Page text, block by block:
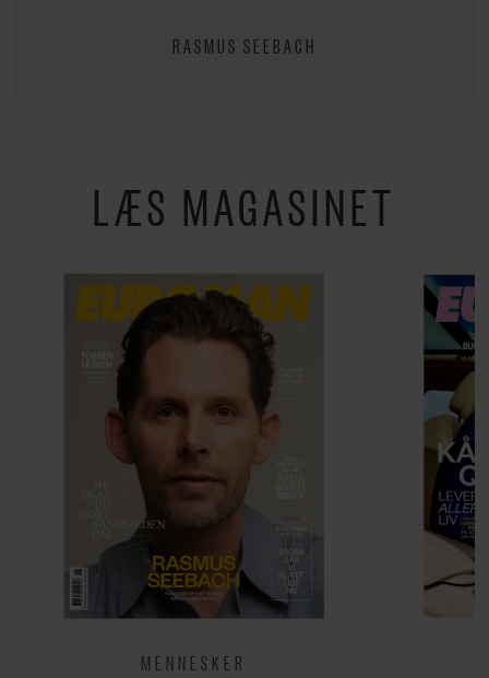
RASMUS SEEBACH
LÆS MAGASINET
MENNESKER